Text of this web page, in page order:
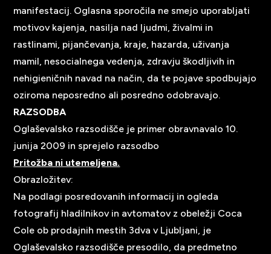
manifestacij. Oglasna sporočila ne smejo uporabljati
motivov kajenja, nasilja nad ljudmi, živalmi in
rastlinami, pijančevanja, kraje, hazarda, uživanja
mamil, nesocialnega vedenja, zdravju škodljivih in
nehigieničnih navad na način, da te pojave spodbujajo
oziroma neposredno ali posredno odobravajo.
RAZSODBA
Oglaševalsko razsodišče je primer obravnavalo 10.
junija 2009 in sprejelo razsodbo
Pritožba ni utemeljena.
Obrazložitev:
Na podlagi posredovanih informacij in ogleda
fotografij hladilnikov in avtomatov z obeležji Coca
Cole ob prodajnih mestih 3dva v Ljubljani, je
Oglaševalsko razsodišče presodilo, da predmetno